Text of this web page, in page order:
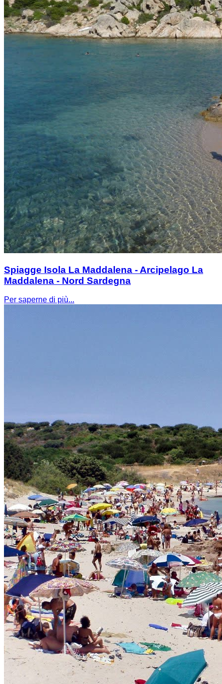
Spiagge Isola La Maddalena - Arcipelago La
Maddalena - Nord Sardegna
Per saperne di più...